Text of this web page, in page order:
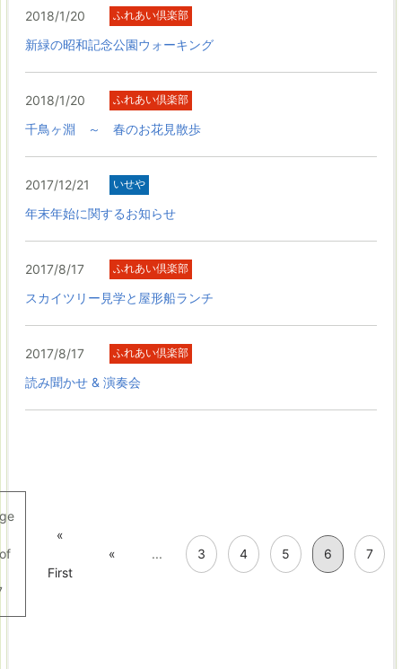
2018/1/20 ふれあい倶楽部
新緑の昭和記念公園ウォーキング
2018/1/20 ふれあい倶楽部
千鳥ヶ淵 ～ 春のお花見散歩
2017/12/21 いせや
年末年始に関するお知らせ
2017/8/17 ふれあい倶楽部
スカイツリー見学と屋形船ランチ
2017/8/17 ふれあい倶楽部
読み聞かせ & 演奏会
«
First
« ... 3 4 5 6 7